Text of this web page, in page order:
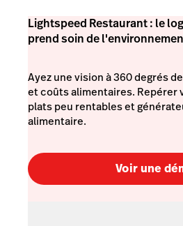
Lightspeed Restaurant : le
prend soin de
Ayez une vision à 360 degrés
et coûts alimentaires. Repérer
plats peu rentables et
alimentaire.
Voir une